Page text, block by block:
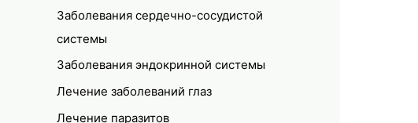
Заболевания сердечно-сосудистой
системы
Заболевания эндокринной системы
Лечение заболеваний глаз
Лечение паразитов